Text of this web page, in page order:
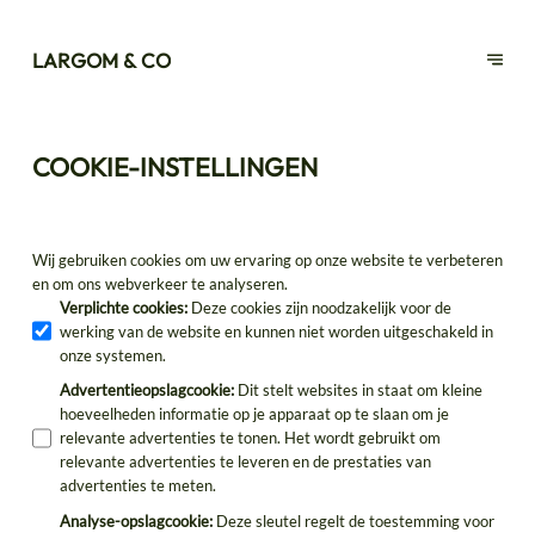
LARGOM & CO
COOKIE-INSTELLINGEN
Wij gebruiken cookies om uw ervaring op onze website te verbeteren
en om ons webverkeer te analyseren.
Verplichte cookies: Deze cookies zijn noodzakelijk voor de
werking van de website en kunnen niet worden uitgeschakeld in
onze systemen.
Advertentieopslagcookie: Dit stelt websites in staat om kleine
hoeveelheden informatie op je apparaat op te slaan om je
relevante advertenties te tonen. Het wordt gebruikt om
relevante advertenties te leveren en de prestaties van
advertenties te meten.
Analyse-opslagcookie: Deze sleutel regelt de toestemming voor